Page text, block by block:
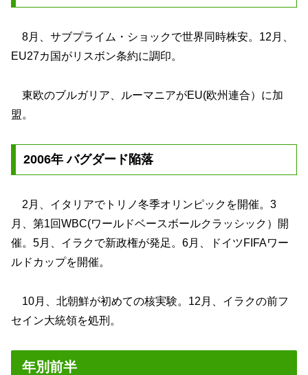
8月、サブプライム・ショックで世界同時株安。12月、
EU27カ国がリスボン条約に調印。
東欧のブルガリア、ルーマニアがEU(欧州連合）に加
盟。
2006年 バグダード陥落
2月、イタリアでトリノ冬季オリンピックを開催。3
月、第1回WBC(ワールドベースボールクラッシック）開
催。5月、イラクで新政権が発足。6月、ドイツFIFAワー
ルドカップを開催。
10月、北朝鮮が初めての核実験。12月、イラクの前フ
セイン大統領を処刑。
年別前半